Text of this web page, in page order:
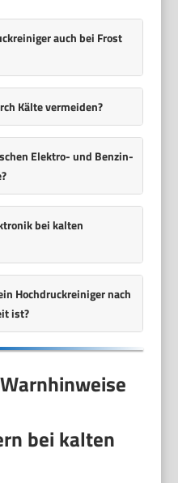
auch bei Frost
Kälte vermeiden?
Elektro- und Benzin-
bei kalten
Hochdruckreiniger nach
ist?
bei kalten